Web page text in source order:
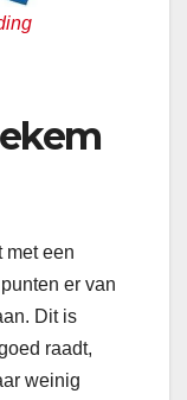
met een
er van
Dit is
raadt,
weinig